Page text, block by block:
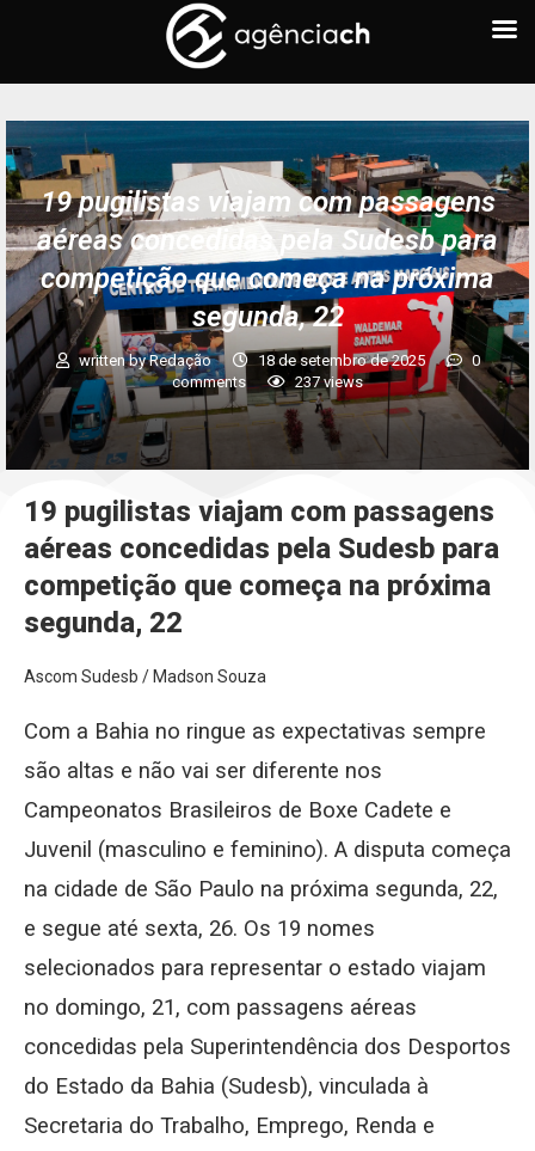
19 pugilistas viajam com passagens
aéreas concedidas pela Sudesb para
competição que começa na próxima
segunda, 22
written byRedação 18 de setembro de 2025
0
comments
237views
19 pugilistas viajam com passagens
aéreas concedidas pela Sudesb para
competição que começa na próxima
segunda, 22
Ascom Sudesb / Madson Souza
Com a Bahia no ringue as expectativas sempre
são altas e não vai ser diferente nos
Campeonatos Brasileiros de Boxe Cadete e
Juvenil (masculino e feminino). A disputa começa
na cidade de São Paulo na próxima segunda, 22,
e segue até sexta, 26. Os 19 nomes
selecionados para representar o estado viajam
no domingo, 21, com passagens aéreas
concedidas pela Superintendência dos Desportos
do Estado da Bahia (Sudesb), vinculada à
Secretaria do Trabalho, Emprego, Renda e